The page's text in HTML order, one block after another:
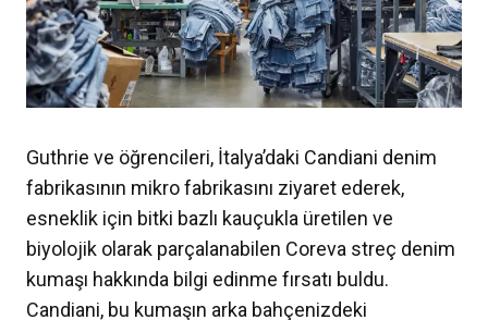
Guthrie ve öğrencileri, İtalya’daki Candiani denim
fabrikasının mikro fabrikasını ziyaret ederek,
esneklik için bitki bazlı kauçukla üretilen ve
biyolojik olarak parçalanabilen Coreva streç denim
kumaşı hakkında bilgi edinme fırsatı buldu.
Candiani, bu kumaşın arka bahçenizdeki